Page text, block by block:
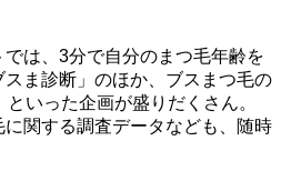
は、3分で自分のまつ毛年齢を
ま診断」のほか、ブスまつ毛の
いった企画が盛りだくさん。
関する調査データなども、随時